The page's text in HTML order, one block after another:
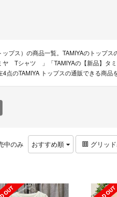
プス）の商品一覧。TAMIYAのトップ
ヤ Tシャツ 」「TAMIYAの【新品】タ
のTAMIYA トップスの通販できる商品
中のみ おすすめ順 グリッ